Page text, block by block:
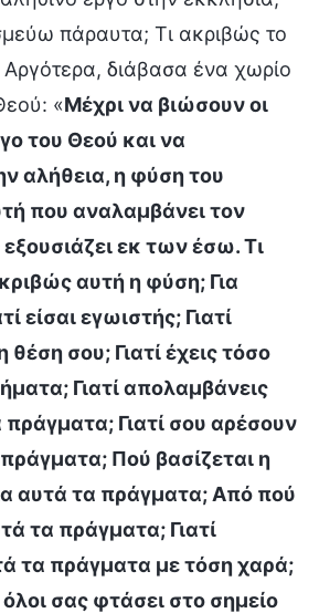
πάραυτα; Τι ακριβώς το
διάβασα ένα χωρίο
«Μέχρι να βιώσουν οι
του Θεού και να
αλήθεια, η φύση του
που αναλαμβάνει τον
εκ των έσω. Τι
αυτή η φύση; Για
είσαι εγωιστής; Γιατί
θέση σου; Γιατί έχεις τόσο
Γιατί απολαμβάνεις
πράγματα; Γιατί σου αρέσουν
Πού βασίζεται η
αυτά τα πράγματα; Από πού
τα πράγματα; Γιατί
τα πράγματα με τόση χαρά;
σας φτάσει στο σημείο